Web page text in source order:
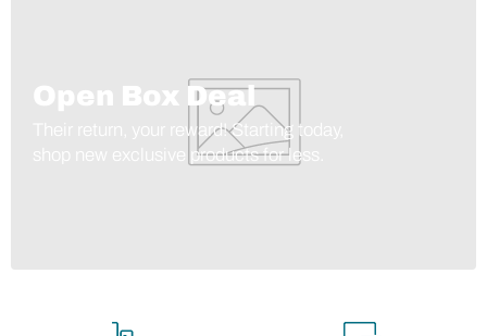
Open Box Deal
Their return, your reward! Starting today,
shop new exclusive products for less.